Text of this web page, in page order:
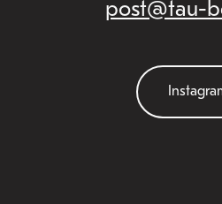
post@tau-